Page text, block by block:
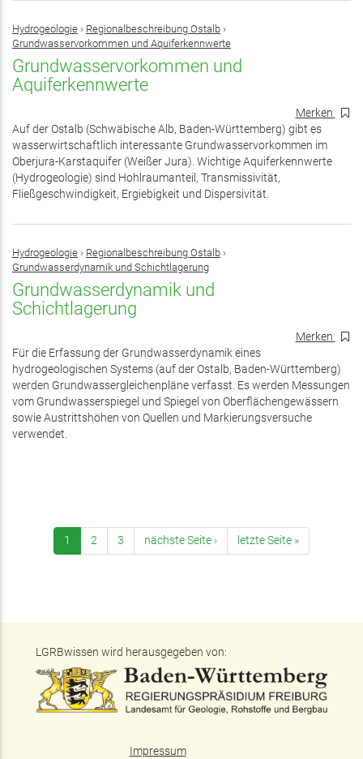
Hydrogeologie › Regionalbeschreibung Ostalb ›
Grundwasservorkommen und Aquiferkennwerte
Grundwasservorkommen und
Aquiferkennwerte
Merken
Auf der Ostalb (Schwäbische Alb, Baden-Württemberg) gibt es
wasserwirtschaftlich interessante Grundwasservorkommen im
Oberjura-Karstaquifer (Weißer Jura). Wichtige Aquiferkennwerte
(Hydrogeologie) sind Hohlraumanteil, Transmissivität,
Fließgeschwindigkeit, Ergiebigkeit und Dispersivität.
Hydrogeologie › Regionalbeschreibung Ostalb ›
Grundwasserdynamik und Schichtlagerung
Grundwasserdynamik und
Schichtlagerung
Merken
Für die Erfassung der Grundwasserdynamik eines
hydrogeologischen Systems (auf der Ostalb, Baden-Württemberg)
werden Grundwassergleichenpläne verfasst. Es werden Messungen
vom Grundwasserspiegel und Spiegel von Oberflächengewässern
sowie Austrittshöhen von Quellen und Markierungsversuche
verwendet.
1 2 3 nächste Seite › letzte Seite »
LGRBwissen wird herausgegeben von:
Impressum